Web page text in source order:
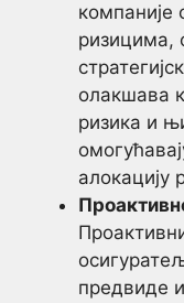
компаније
ризицима,
олакшава
ризика и
алокацију
предвиде